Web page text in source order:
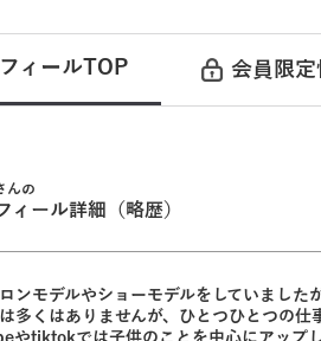
ィールTOP 会員限定
んの
ィール詳細（略歴）
ンモデルやショーモデルをしていました
多くはありませんが、ひとつひとつの仕